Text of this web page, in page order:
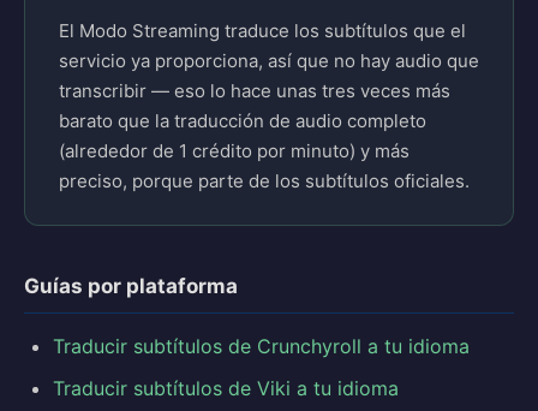
El Modo Streaming traduce los subtítulos que el
servicio ya proporciona, así que no hay audio que
transcribir — eso lo hace unas tres veces más
barato que la traducción de audio completo
(alrededor de 1 crédito por minuto) y más
preciso, porque parte de los subtítulos oficiales.
Guías por plataforma
Traducir subtítulos de Crunchyroll a tu idioma
Traducir subtítulos de Viki a tu idioma